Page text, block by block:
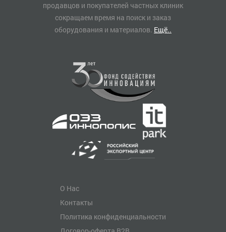
продавцов и покупателей частных клиник
сокращаем время на поиск и заказ
оборудования и материалов. Ещё..
О Нас
Контакты
Политика конфиденциальности